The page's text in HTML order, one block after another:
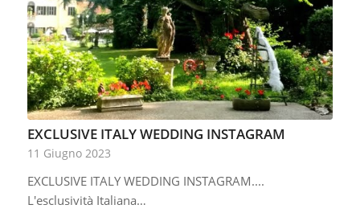
EXCLUSIVE ITALY WEDDING INSTAGRAM
11 Giugno 2023
EXCLUSIVE ITALY WEDDING INSTAGRAM....
L'esclusività Italiana…